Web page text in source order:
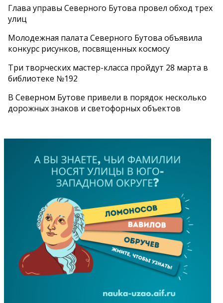
Глава управы Северного Бутова провел обход трех
улиц
Молодежная палата Северного Бутова объявила
конкурс рисунков, посвященных космосу
Три творческих мастер-класса пройдут 28 марта в
библиотеке №192
В Северном Бутове привели в порядок несколько
дорожных знаков и светофорных объектов